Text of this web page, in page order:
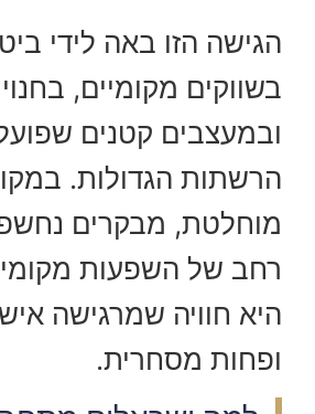
הגישה הזו באה לידי
בשווקים מקומיים,
ובמעצבים קטנים
הרשתות הגדולות.
מוחלטת, מבקרים
רחב של השפעות
היא חוויה שמרגישה
ופחות מסחרית.